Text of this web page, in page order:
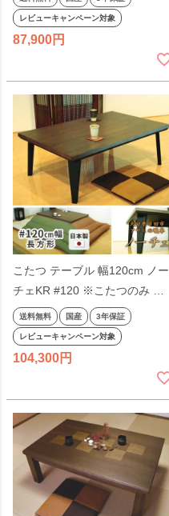
ュラル 和風 和室 モダン 国産
日本製
レビューキャンペーン対象
87,900
こたつ テーブル 幅120cm ノー
チェKR #120 ※こたつのみ 長
方形 ウォールナット 天然木 ダ
ークブラウン 和風 洋風 和モダ
ン アサヒ 日本製 国産 こたつテ
送料無料 国産 3年保証
レビューキャンペーン対象
104,300